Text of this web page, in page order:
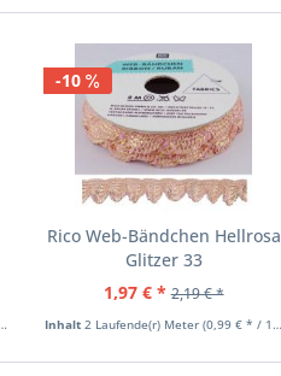
-10
Rico Web-Bändchen Hellrosa
Glitzer 33
1,97 € * 2,19 € *
Inhalt 2 Laufende(r) Meter (0,99 € * / 1 Laufende(r) Meter)